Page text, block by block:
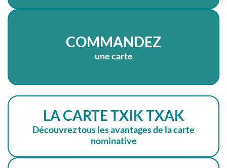
COMMANDEZ
une carte
LA CARTE TXIK TXAK
Découvrez tous les avantages de la carte
nominative